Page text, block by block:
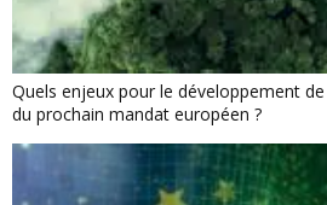
Quels enjeux pour le développement
du prochain mandat européen ?